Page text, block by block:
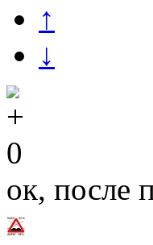
↑
↓
0
ок, после